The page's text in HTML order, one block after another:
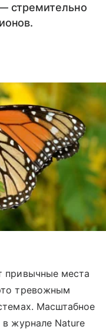
стремительно
привычные места
тревожным
Масштабное
в журнале Nature